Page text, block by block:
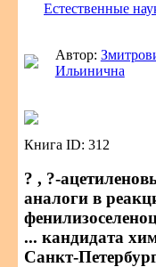
Естественные
Автор:
Ильинична
Книга ID: 312
? , ?-
аналоги в
... кандидата
Санкт-